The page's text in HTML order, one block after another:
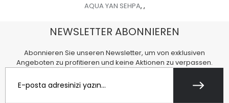
AQUA YAN SEHPA, ,
NEWSLETTER ABONNIEREN
Abonnieren Sie unseren Newsletter, um von exklusiven
Angeboten zu profitieren und keine Aktionen zu verpassen.